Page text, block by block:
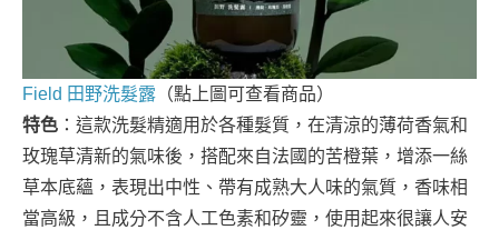
Field 田野洗髮露 （點上圖可查看商品）
特色 ：這款洗髮精適用於各種髮質，在清涼的薄荷香氣和
玫瑰草清新的氣味後，搭配來自法國的苦橙葉，增添一絲
草本底蘊，表現出中性、帶有成熟大人味的氣質，香味相
當高級，且成分不含人工色素和矽靈，使用起來很讓人安